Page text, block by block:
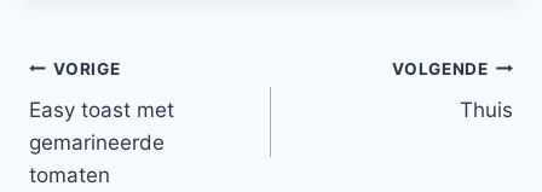
Bericht
navigatie
VORIGE
Easy toast met
gemarineerde
tomaten
VOLGENDE
Thuis